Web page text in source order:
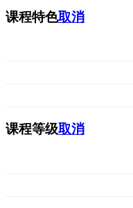
课程特色取消
课程等级取消